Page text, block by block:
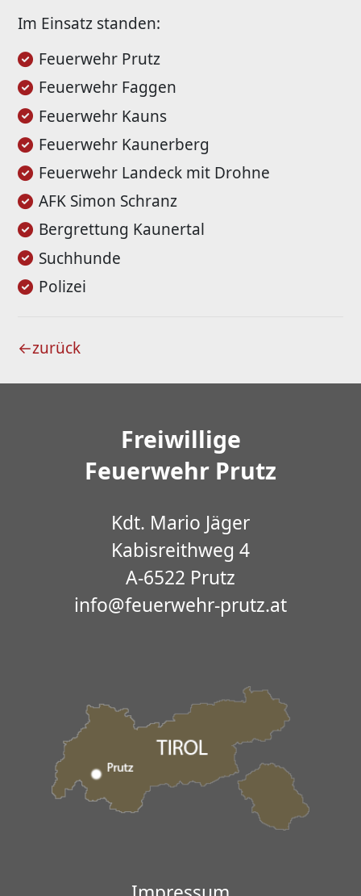
Im Einsatz standen:
Feuerwehr Prutz
Feuerwehr Faggen
Feuerwehr Kauns
Feuerwehr Kaunerberg
Feuerwehr Landeck mit Drohne
AFK Simon Schranz
Bergrettung Kaunertal
Suchhunde
Polizei
←zurück
Freiwillige
Feuerwehr Prutz
Kdt. Mario Jäger
Kabisreithweg 4
A-6522 Prutz
info@feuerwehr-prutz.at